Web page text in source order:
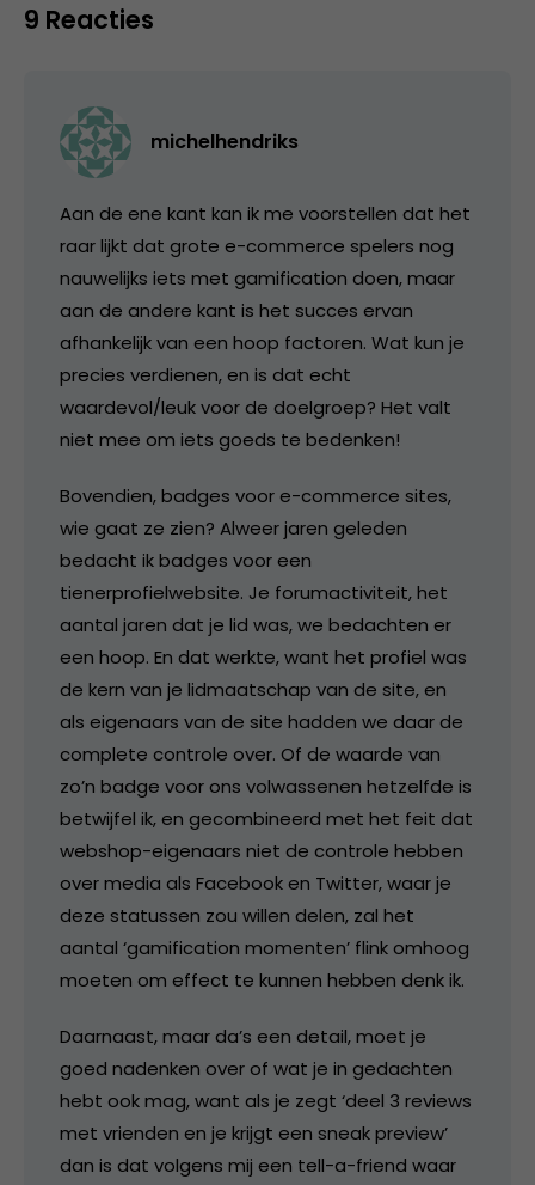
9 Reacties
michelhendriks
Aan de ene kant kan ik me voorstellen dat het
raar lijkt dat grote e-commerce spelers nog
nauwelijks iets met gamification doen, maar
aan de andere kant is het succes ervan
afhankelijk van een hoop factoren. Wat kun je
precies verdienen, en is dat echt
waardevol/leuk voor de doelgroep? Het valt
niet mee om iets goeds te bedenken!
Bovendien, badges voor e-commerce sites,
wie gaat ze zien? Alweer jaren geleden
bedacht ik badges voor een
tienerprofielwebsite. Je forumactiviteit, het
aantal jaren dat je lid was, we bedachten er
een hoop. En dat werkte, want het profiel was
de kern van je lidmaatschap van de site, en
als eigenaars van de site hadden we daar de
complete controle over. Of de waarde van
zo’n badge voor ons volwassenen hetzelfde is
betwijfel ik, en gecombineerd met het feit dat
webshop-eigenaars niet de controle hebben
over media als Facebook en Twitter, waar je
deze statussen zou willen delen, zal het
aantal ‘gamification momenten’ flink omhoog
moeten om effect te kunnen hebben denk ik.
Daarnaast, maar da’s een detail, moet je
goed nadenken over of wat je in gedachten
hebt ook mag, want als je zegt ‘deel 3 reviews
met vrienden en je krijgt een sneak preview’
dan is dat volgens mij een tell-a-friend waar